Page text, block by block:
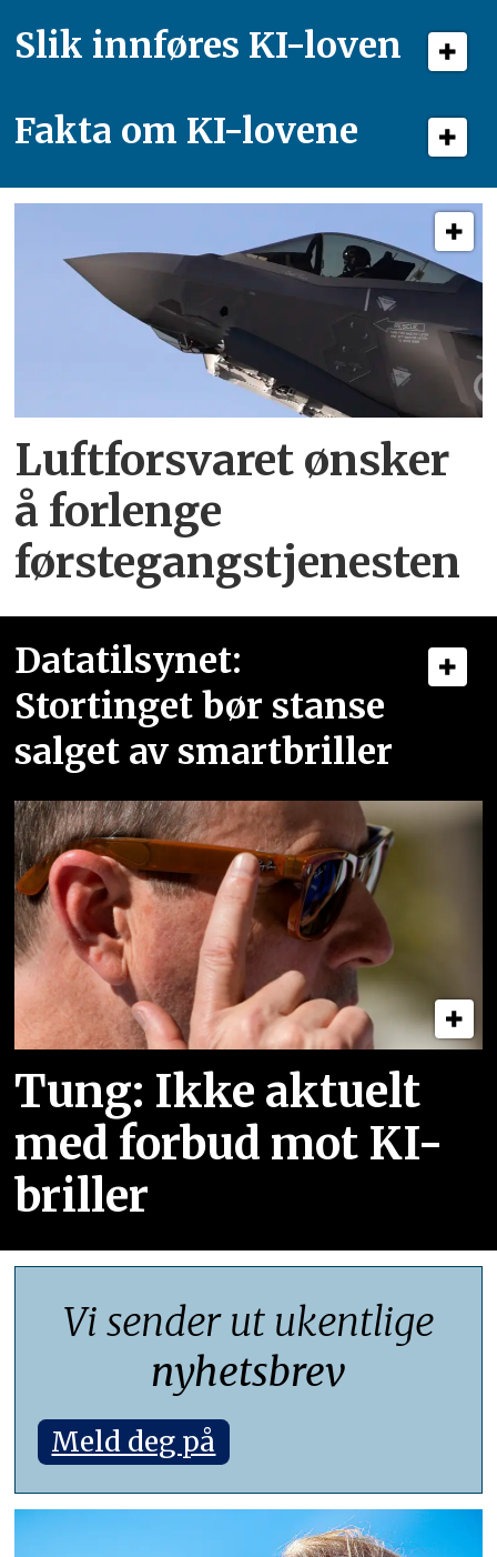
Slik innføres KI-loven
Fakta om KI-lovene
Luftforsvaret ønsker
å forlenge
førstegangstjenesten
Datatilsynet:
Stortinget bør stanse
salget av smartbriller
Tung: Ikke aktuelt
med forbud mot KI-
briller
Vi sender ut ukentlige
nyhetsbrev
Meld deg på